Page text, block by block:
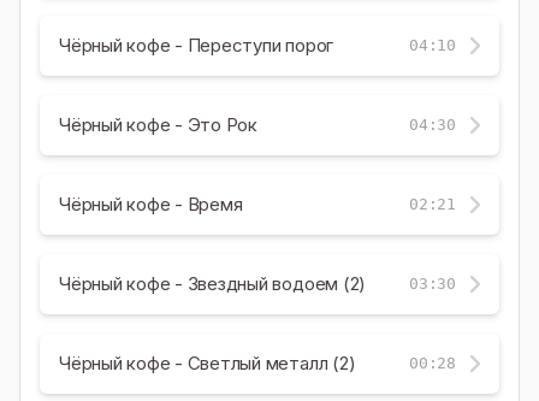
Чёрный кофе - Переступи порог 04:10
Чёрный кофе - Это Рок 04:30
Чёрный кофе - Время 02:21
Чёрный кофе - Звездный водоем (2) 03:30
Чёрный кофе - Светлый металл (2) 00:28